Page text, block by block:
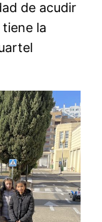
de acudir
la